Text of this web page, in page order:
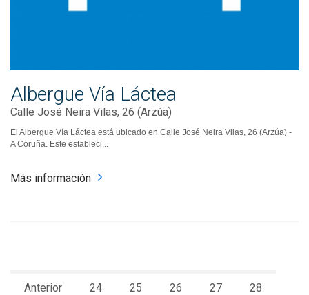
Albergue Vía Láctea
Calle José Neira Vilas, 26 (Arzúa)
El Albergue Vía Láctea está ubicado en Calle José Neira Vilas, 26 (Arzúa) -
A Coruña. Este estableci...
Más información
Anterior 24 25 26 27 28